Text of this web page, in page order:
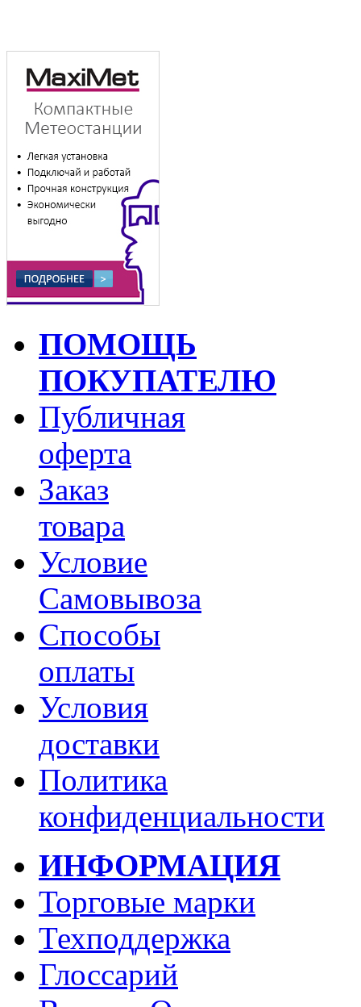
ПОМОЩЬ
ПОКУПАТЕЛЮ
Публичная
оферта
Заказ
товара
Условие
Самовывоза
Способы
оплаты
Условия
доставки
Политика
конфиденциальности
ИНФОРМАЦИЯ
Торговые марки
Техподдержка
Глоссарий